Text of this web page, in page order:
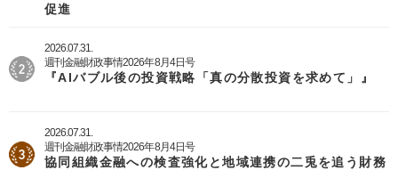
促進
2026.07.31.
週刊金融財政事情2026年8月4日号
『AIバブル後の投資戦略「真の分散投資を求めて」』
2026.07.31.
週刊金融財政事情2026年8月4日号
協同組織金融への検査強化と地域連携の二兎を追う財務